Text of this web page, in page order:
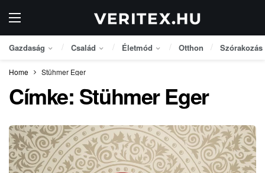
Gazdaság Család Életmód Otthon Szórakozás
Home Stühmer Eger
Címke: Stühmer Eger